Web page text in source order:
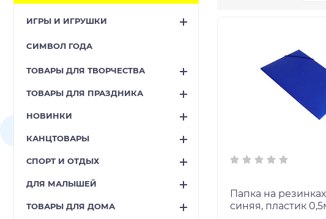
ИГРЫ И ИГРУШКИ
CИМВОЛ ГОДА
ТОВАРЫ ДЛЯ ТВОРЧЕСТВА
ТОВАРЫ ДЛЯ ПРАЗДНИКА
НОВИНКИ
КАНЦТОВАРЫ
СПОРТ И ОТДЫХ
ДЛЯ МАЛЫШЕЙ
ТОВАРЫ ДЛЯ ДОМА
Папка на
синяя, пластик